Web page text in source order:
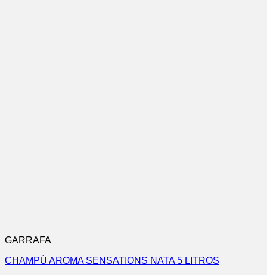
GARRAFA
CHAMPÚ AROMA SENSATIONS NATA 5 LITROS